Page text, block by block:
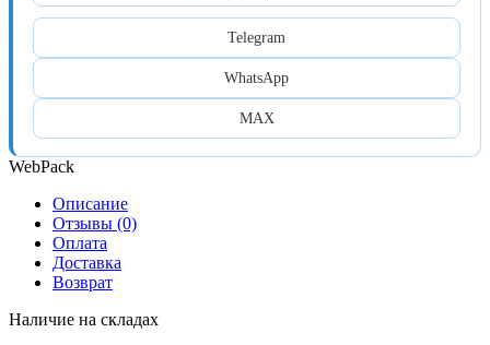
Telegram
WhatsApp
MAX
WebPack
Описание
Отзывы (0)
Оплата
Доставка
Возврат
Наличие на складах